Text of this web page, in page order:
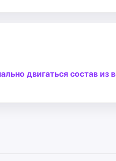
двигаться состав из